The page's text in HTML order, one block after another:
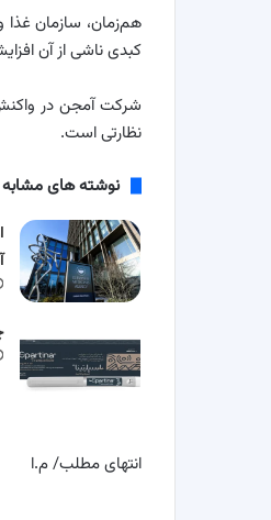
هم‌زمان، سازمان غذا
کبدی ناشی از آن
شرکت آمجن در واکنش
نظارتی است.
نوشته های مشابه
انتهای مطلب/ م.ا